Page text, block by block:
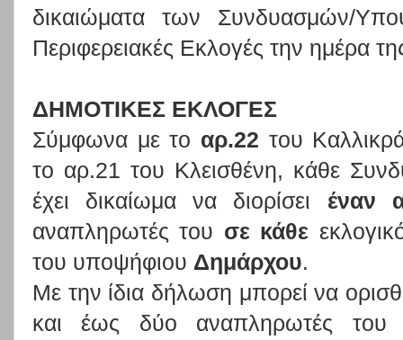
δικαιώματα των Συνδυασμών/
Περιφερειακές Εκλογές την ημέρα
ΔΗΜΟΤΙΚΕΣ ΕΚΛΟΓΕΣ
Σύμφωνα με το αρ.22 του
το αρ.21 του Κλεισθένη, κάθε
έχει δικαίωμα να διορίσει έναν
αναπληρωτές του σε κάθε
του υποψήφιου Δημάρχου.
Με την ίδια δήλωση μπορεί να
και έως δύο αναπληρωτές